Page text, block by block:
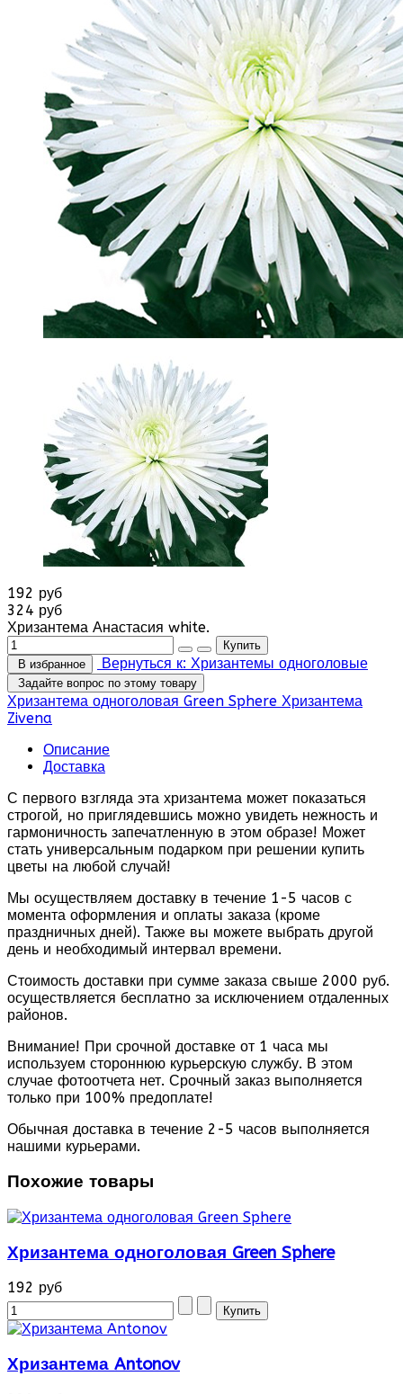
192 руб
324 руб
Хризантема Анастасия white.
В избранное Вернуться к: Хризантемы одноголовые
Задайте вопрос по этому товару
Хризантема одноголовая Green Sphere Хризантема
Zivena
Описание
Доставка
С первого взгляда эта хризантема может показаться
строгой, но приглядевшись можно увидеть нежность и
гармоничность запечатленную в этом образе! Может
стать универсальным подарком при решении купить
цветы на любой случай!
Мы осуществляем доставку в течение 1-5 часов с
момента оформления и оплаты заказа (кроме
праздничных дней). Также вы можете выбрать другой
день и необходимый интервал времени.
Стоимость доставки при сумме заказа свыше 2000 руб.
осуществляется бесплатно за исключением отдаленных
районов.
Внимание! При срочной доставке от 1 часа мы
используем стороннюю курьерскую службу. В этом
случае фотоотчета нет. Срочный заказ выполняется
только при 100% предоплате!
Обычная доставка в течение 2-5 часов выполняется
нашими курьерами.
Похожие товары
Хризантема одноголовая Green Sphere
192 руб
Хризантема Antonov